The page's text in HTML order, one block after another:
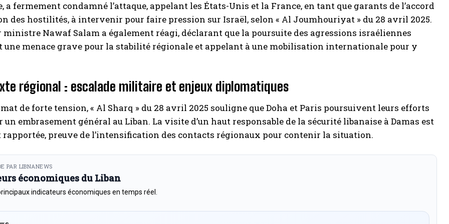
a fermement condamné l’attaque, appelant les États-Unis et la France, en tant que garants de l’accord
des hostilités, à intervenir pour faire pression sur Israël, selon « Al Joumhouriyat » du 28 avril 2025.
ministre Nawaf Salam a également réagi, déclarant que la poursuite des agressions israéliennes
menace grave pour la stabilité régionale et appelant à une mobilisation internationale pour y
régional : escalade militaire et enjeux diplomatiques
de forte tension, « Al Sharq » du 28 avril 2025 souligne que Doha et Paris poursuivent leurs efforts
embrasement général au Liban. La visite d’un haut responsable de la sécurité libanaise à Damas est
rapportée, preuve de l’intensification des contacts régionaux pour contenir la situation.
PAR LIBNANEWS
économiques du Liban
indicateurs économiques en temps réel.